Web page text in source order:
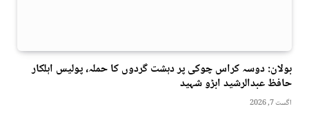
بولان: دوسہ کراس چوکی پر دہشت گردوں کا حملہ، پولیس اہلکار
حافظ عبدالرشید ابڑو شہید
اگست 7, 2026